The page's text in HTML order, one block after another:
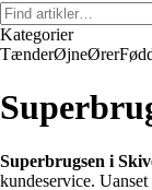
Kategorier
TænderØjneØrer
Superbrugsen i
kundeservice.